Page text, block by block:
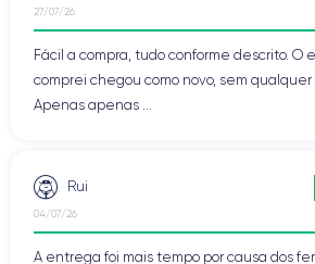
27/07/26
Fácil a compra, tudo conforme descrito. O
comprei chegou como novo, sem qualquer
Apenas apenas ...
Rui
04/07/26
A entrega foi mais tempo por causa dos